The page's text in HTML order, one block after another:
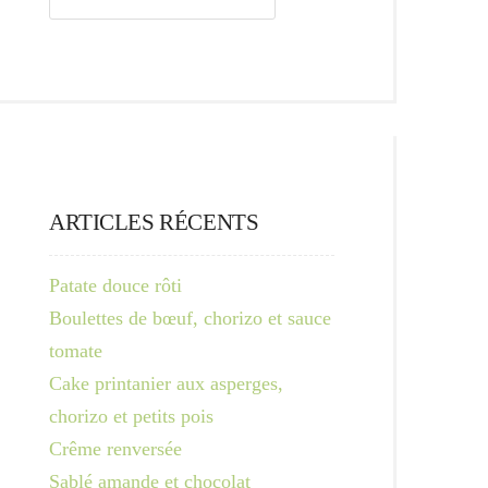
ARTICLES RÉCENTS
Patate douce rôti
Boulettes de bœuf, chorizo et sauce
tomate
Cake printanier aux asperges,
chorizo et petits pois
Crême renversée
Sablé amande et chocolat